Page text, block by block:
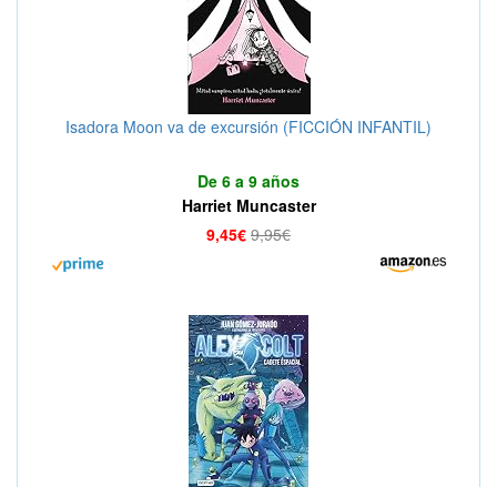
Isadora Moon va de excursión (FICCIÓN INFANTIL)
De 6 a 9 años
Harriet Muncaster
9,45€ 9,95€